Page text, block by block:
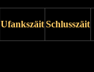
UfankszäitSchlusszäit